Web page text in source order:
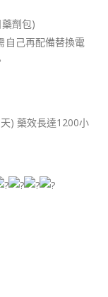
劑包)
自己再配備替換電
) 藥效長達1200小